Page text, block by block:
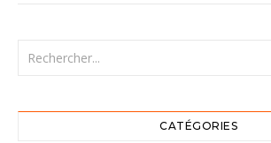
CATÉGORIES